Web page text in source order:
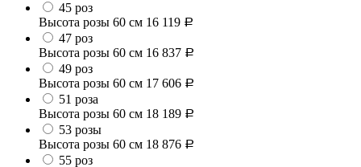
45 роз
Высота розы 60 см 16 119 Р
47 роз
Высота розы 60 см 16 837 Р
49 роз
Высота розы 60 см 17 606 Р
51 роза
Высота розы 60 см 18 189 Р
53 розы
Высота розы 60 см 18 876 Р
55 роз